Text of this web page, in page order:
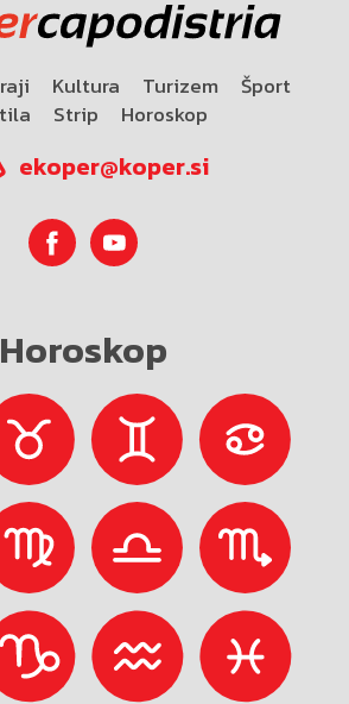
Kultura Turizem
Šport
Strip Horoskop
ekoper@koper.si
Horoskop